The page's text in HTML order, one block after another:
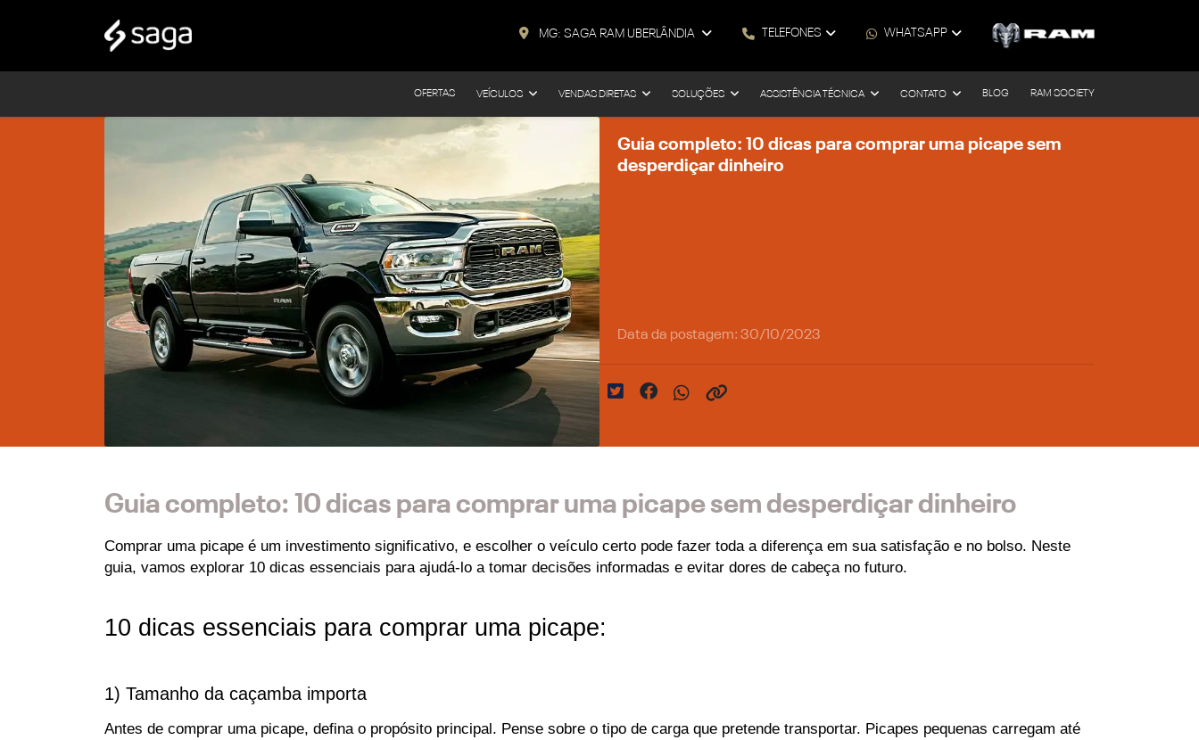
MG: SAGA RAM UBERLÂNDIA TELEFONES WHATSAPP
OFERTAS VEÍCULOS VENDAS DIRETAS SOLUÇÕES ASSISTÊNCIA TÉCNICA CONTATO BLOG RAM SOCIETY
Guia completo: 10 dicas para comprar uma picape sem
desperdiçar dinheiro
Data da postagem: 30/10/2023
Guia completo: 10 dicas para comprar uma picape sem desperdiçar dinheiro
Comprar uma picape é um investimento significativo, e escolher o veículo certo pode fazer toda a diferença em sua satisfação e no bolso. Neste
guia, vamos explorar 10 dicas essenciais para ajudá-lo a tomar decisões informadas e evitar dores de cabeça no futuro.
10 dicas essenciais para comprar uma picape:
1) Tamanho da caçamba importa
Antes de comprar uma picape, defina o propósito principal. Pense sobre o tipo de carga que pretende transportar. Picapes pequenas carregam até